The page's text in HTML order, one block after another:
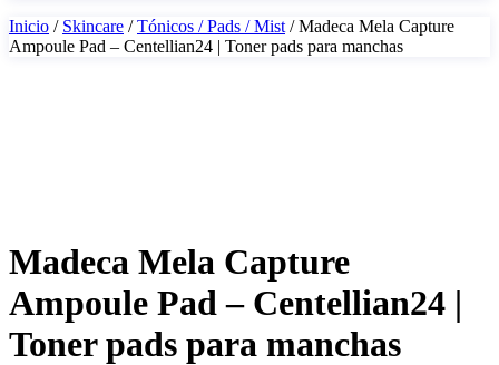
Inicio / Skincare /Tónicos / Pads / Mist / Madeca Mela Capture
Ampoule Pad – Centellian24 | Toner pads para manchas
Madeca Mela Capture
Ampoule Pad – Centellian24 |
Toner pads para manchas